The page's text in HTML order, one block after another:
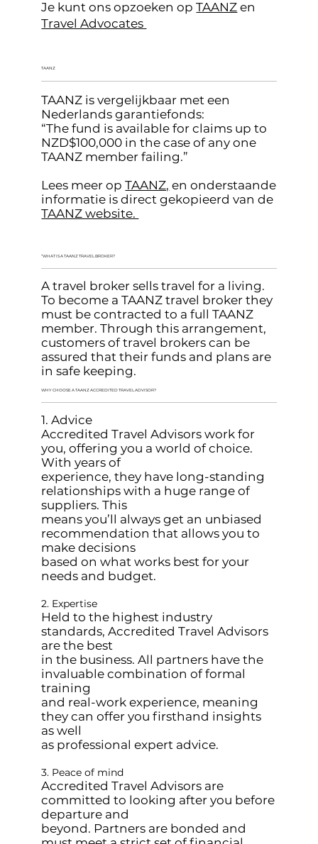
Je kunt ons opzoeken opTAANZ en
Travel Advocates
TAANZ
TAANZ is vergelijkbaar met een
Nederlands garantiefonds:
“The fund is available for claims up to
NZD$100,000 in the case of any one
TAANZ member failing.”
Lees meer opTAANZ, en onderstaande
informatie is direct gekopieerd van de
TAANZ website.
“WHAT IS A TAANZ TRAVEL BROKER?
A travel broker sells travel for a living.
To become a TAANZ travel broker they
must be contracted to a full TAANZ
member. Through this arrangement,
customers of travel brokers can be
assured that their funds and plans are
in safe keeping.
WHY CHOOSE A TAANZ ACCREDITED TRAVEL ADVISOR?
1. Advice
Accredited Travel Advisors work for
you, offering you a world of choice.
With years of
experience, they have long-standing
relationships with a huge range of
suppliers. This
means you’ll always get an unbiased
recommendation that allows you to
make decisions
based on what works best for your
needs and budget.
2. Expertise
Held to the highest industry
standards, Accredited Travel Advisors
are the best
in the business. All partners have the
invaluable combination of formal
training
and real-work experience, meaning
they can offer you firsthand insights
as well
as professional expert advice.
3. Peace of mind
Accredited Travel Advisors are
committed to looking after you before
departure and
beyond. Partners are bonded and